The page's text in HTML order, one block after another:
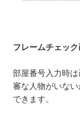
フレームチェッ
部屋番号入力時
審な人物がいな
できます。